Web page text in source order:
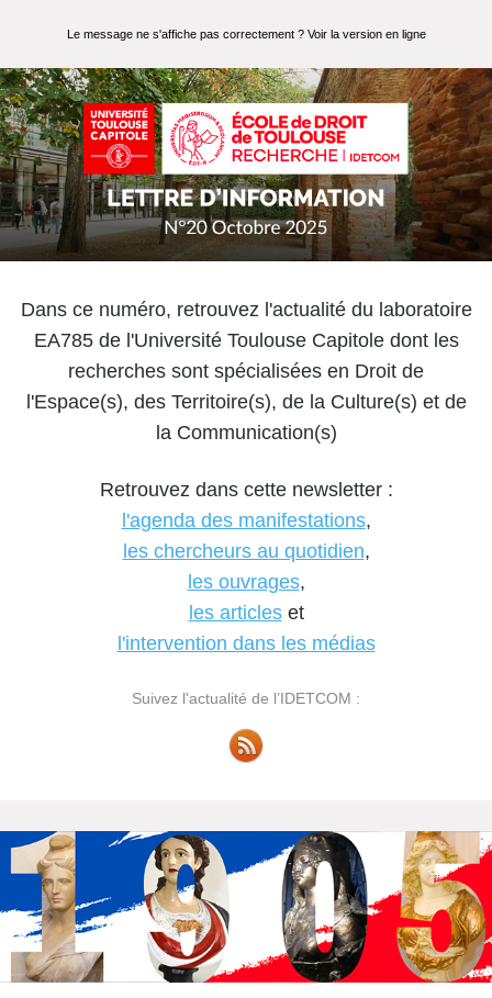
Le message ne s'affiche pas correctement ? Voir la version en ligne
Dans ce numéro, retrouvez l'actualité du laboratoire
EA785 de l'Université Toulouse Capitole dont les
recherches sont spécialisées en Droit de
l'Espace(s), des Territoire(s), de la Culture(s) et de
la Communication(s)
Retrouvez dans cette newsletter :
l'agenda des manifestations,
les chercheurs au quotidien,
les ouvrages,
les articleset
l'intervention dans les médias
Suivez l'actualité de l’IDETCOM :